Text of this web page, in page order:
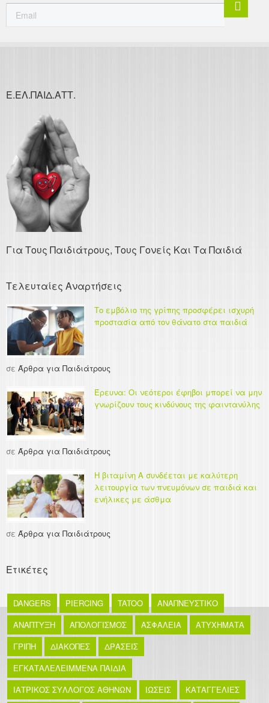
Ε.ΕΛ.ΠΑΙΔ.ΑΤΤ.
Για Τους Παιδιάτρους, Τους Γονείς Και Τα Παιδιά
Τελευταίες Αναρτήσεις
Το εμβόλιο της γρίπης προσφέρει ισχυρή
προστασία από τον θάνατο στα παιδιά
σε Άρθρα για Παιδιάτρους
Έρευνα: Οι νεότεροι έφηβοι μπορεί να μην
γνωρίζουν τους κινδύνους της φαιντανύλης
σε Άρθρα για Παιδιάτρους
Η βιταμίνη Α συνδέεται με καλύτερη
λειτουργία των πνευμόνων σε παιδιά και
ενήλικες με άσθμα
σε Άρθρα για Παιδιάτρους
Ετικέτες
DANGERS PIERCING TATOO
ΑΝΑΠΝΕΥΣΤΙΚΟ
ΑΝΑΠΤΥΞΗ
ΑΠΟΛΟΓΙΣΜΟΣ ΑΣΦΑΛΕΙΑ
ΑΤΥΧΗΜΑΤΑ
ΓΡΙΠΗ
ΔΙΑΚΟΠΕΣ
ΔΡΑΣΕΙΣ
ΕΓΚΑΤΑΛΕΛΕΙΜΜΕΝΑ ΠΑΙΔΙΑ
ΙΑΤΡΙΚΟΣ ΣΥΛΛΟΓΟΣ ΑΘΗΝΩΝ
ΙΩΣΕΙΣ ΚΑΤΑΓΓΕΛΙΕΣ